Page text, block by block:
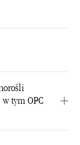
tym OPC